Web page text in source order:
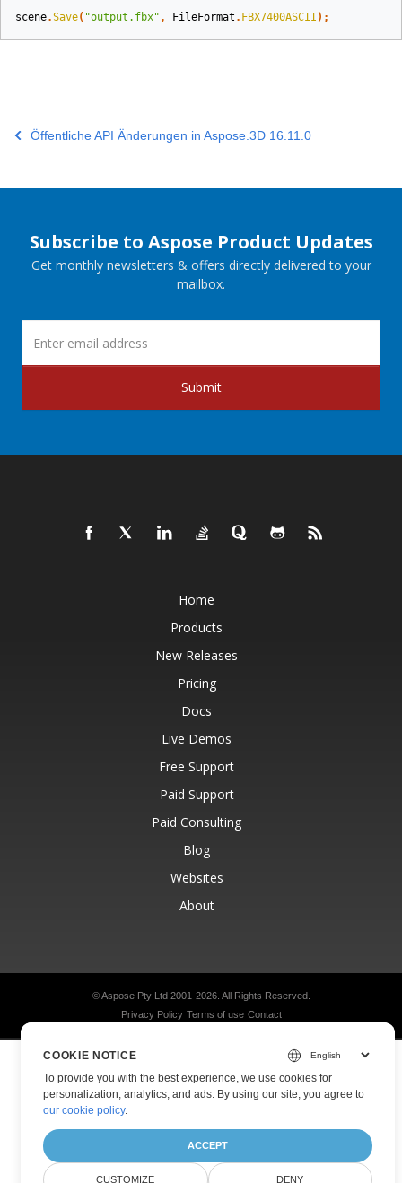
scene.Save( "output.fbx" , FileFormat . FBX7400ASCII );
Öffentliche API Änderungen in Aspose.3D 16.11.0
Subscribe to Aspose Product Updates
Get monthly newsletters & offers directly delivered to your
mailbox.
Submit
Home
Products
New Releases
Pricing
Docs
Live Demos
Free Support
Paid Support
Paid Consulting
Blog
Websites
About
© Aspose Pty Ltd 2001-2026. All Rights Reserved.
Privacy Policy Terms of use Contact
COOKIE NOTICE
To provide you with the best experience, we use cookies for
personalization, analytics, and ads. By using our site, you agree to
our cookie policy.
ACCEPT
CUSTOMIZE DENY